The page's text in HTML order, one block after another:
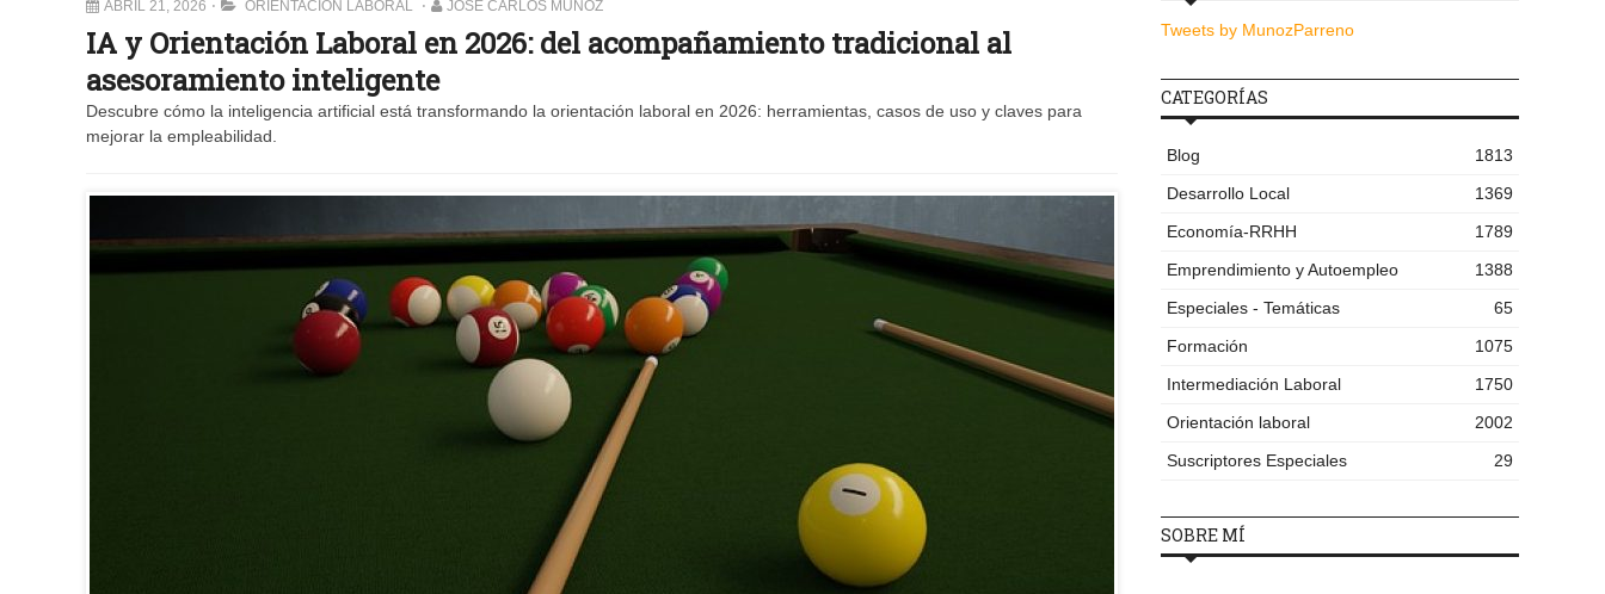
ABRIL 21, 2026 ORIENTACIÓN LABORAL JOSE CARLOS MUÑOZ
IA y Orientación Laboral en 2026: del acompañamiento tradicional al
asesoramiento inteligente
Descubre cómo la inteligencia artificial está transformando la orientación laboral en 2026: herramientas, casos de uso y claves para
mejorar la empleabilidad.
Tweets by MunozParreno
CATEGORÍAS
Blog
1813
Desarrollo Local
1369
Economía-RRHH
1789
Emprendimiento y Autoempleo
1388
Especiales - Temáticas
65
Formación
1075
Intermediación Laboral
1750
Orientación laboral
2002
Suscriptores Especiales
29
SOBRE MÍ